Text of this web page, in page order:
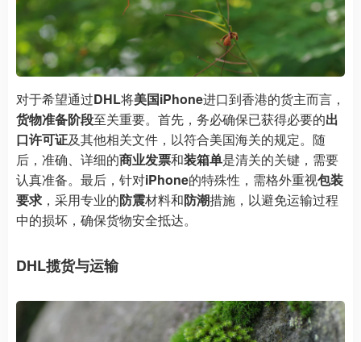
对于希望通过DHL将美国iPhone进口到香港的货主而言，
货物准备阶段至关重要。首先，务必确保已获得必要的出
口许可证及其他相关文件，以符合美国海关的规定。随
后，准确、详细的商业发票和装箱单是清关的关键，需要
认真准备。最后，针对iPhone的特殊性，需格外重视包装
要求 ，采用专业的防震材料和防潮措施，以避免运输过程
中的损坏，确保货物安全抵达。
DHL揽货与运输